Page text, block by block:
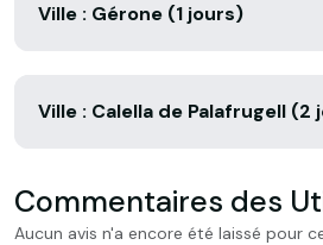
Ville : Gérone (1 jours)
Ville : Calella de Palafrugell (2
Commentaires des
Aucun avis n'a encore été laissé pour